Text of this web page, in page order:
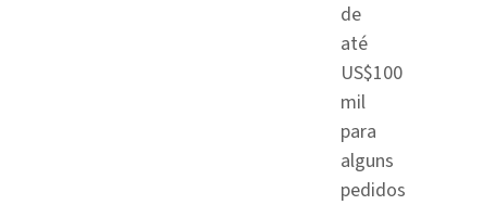
de
até
US$100
mil
para
alguns
pedidos